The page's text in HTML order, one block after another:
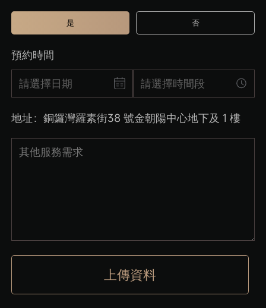
是 否
預約時間
請選擇時間段
地址：銅鑼灣羅素街38 號金朝陽中心地下及 1 樓
上傳資料